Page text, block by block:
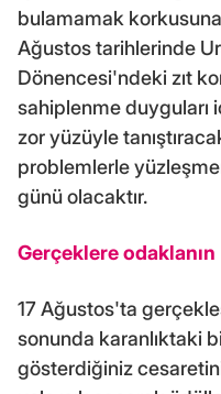
bulamamak
Ağustos tarihlerinde
Dönencesi'ndeki zıt
sahiplenme duyguları
zor yüzüyle
problemlerle
günü olacaktır.
Gerçeklere odaklanın
17 Ağustos'ta
sonunda karanlıktaki
gösterdiğiniz